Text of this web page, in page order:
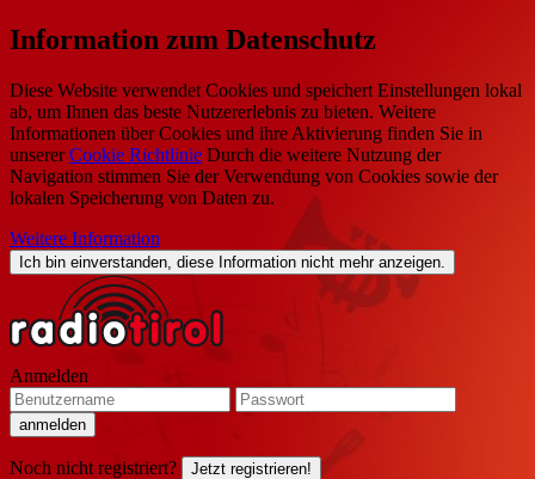
Information zum Datenschutz
Diese Website verwendet Cookies und speichert Einstellungen lokal
ab, um Ihnen das beste Nutzererlebnis zu bieten. Weitere
Informationen über Cookies und ihre Aktivierung finden Sie in
unsererCookie Richtlinie Durch die weitere Nutzung der
Navigation stimmen Sie der Verwendung von Cookies sowie der
lokalen Speicherung von Daten zu.
Weitere Information
Ich bin einverstanden, diese Information nicht mehr anzeigen.
Anmelden
Noch nicht registriert? Jetzt registrieren!